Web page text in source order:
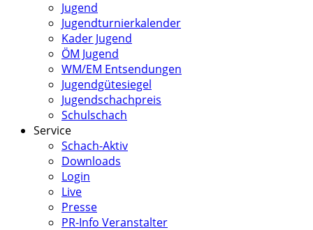
Jugend
Jugendturnierkalender
Kader Jugend
ÖM Jugend
WM/EM Entsendungen
Jugendgütesiegel
Jugendschachpreis
Schulschach
Service
Schach-Aktiv
Downloads
Login
Live
Presse
PR-Info Veranstalter